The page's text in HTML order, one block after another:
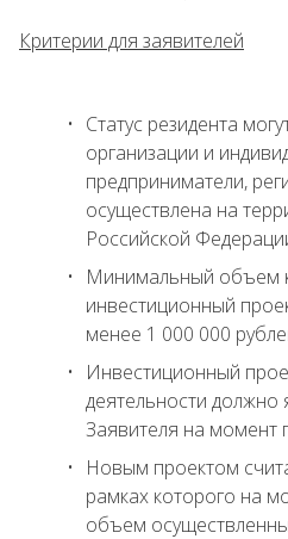
Критерии для заявителей
Статус резидента
организации и
предприниматели,
осуществлена на
Российской
Минимальный объем
инвестиционный
менее 1 000 000
Инвестиционный
деятельности должно
Заявителя на момент
Новым проектом
рамках которого на
объем